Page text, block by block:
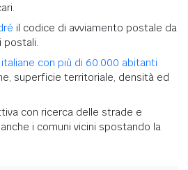
il codice di avviamento postale da
postali.
con più di 60.000 abitanti
superficie territoriale, densità ed
con ricerca delle strade e
i comuni vicini spostando la